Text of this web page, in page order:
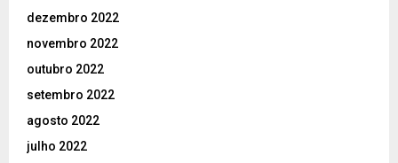
dezembro 2022
novembro 2022
outubro 2022
setembro 2022
agosto 2022
julho 2022